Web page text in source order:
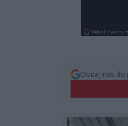
Dodaj nas do